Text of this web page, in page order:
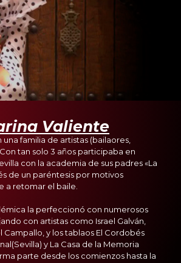
Valiente
una familia de artistas (bailaores,
tan solo 3 años participaba en
con la academia de sus padres «La
de un paréntesis por motivos
a retomar el baile.
la perfeccionó con numerosos
con artistas como Israel Galván,
Campallo, y los tablaos El Cordobés
y La Casa de la Memoria
parte desde los comienzos hasta la